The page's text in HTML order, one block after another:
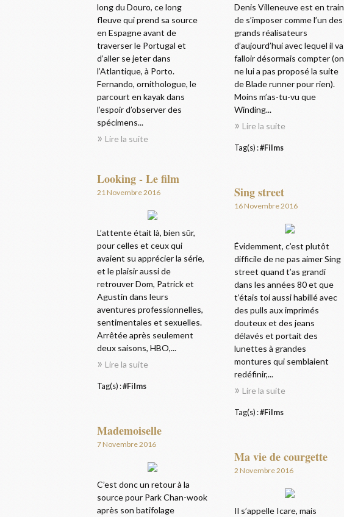
long du Douro, ce long
fleuve qui prend sa source
en Espagne avant de
traverser le Portugal et
d’aller se jeter dans
l’Atlantique, à Porto.
Fernando, ornithologue, le
parcourt en kayak dans
l’espoir d’observer des
spécimens...
Lire la suite
Denis Villeneuve est en train
de s’imposer comme l’un des
grands réalisateurs
d’aujourd’hui avec lequel il va
falloir désormais compter (on
ne lui a pas proposé la suite
de Blade runner pour rien).
Moins m’as-tu-vu que
Winding...
Lire la suite
Tag(s) :#Films
Looking - Le film
21 Novembre 2016
L’attente était là, bien sûr,
pour celles et ceux qui
avaient su apprécier la série,
et le plaisir aussi de
retrouver Dom, Patrick et
Agustin dans leurs
aventures professionnelles,
sentimentales et sexuelles.
Arrêtée après seulement
deux saisons, HBO,...
Lire la suite
Tag(s) :#Films
Sing street
16 Novembre 2016
Évidemment, c’est plutôt
difficile de ne pas aimer Sing
street quand t’as grandi
dans les années 80 et que
t’étais toi aussi habillé avec
des pulls aux imprimés
douteux et des jeans
délavés et portait des
lunettes à grandes
montures qui semblaient
redéfinir,...
Lire la suite
Tag(s) :#Films
Mademoiselle
7 Novembre 2016
C’est donc un retour à la
source pour Park Chan-wook
après son batifolage
Ma vie de courgette
2 Novembre 2016
Il s’appelle Icare, mais